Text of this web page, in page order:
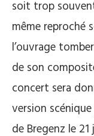
soit trop
même reproché
l’ouvrage
de son
concert sera
version
de Bregenz le